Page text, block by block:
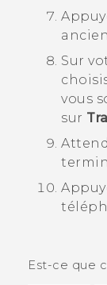
Sur
vous
sur
Est-ce que